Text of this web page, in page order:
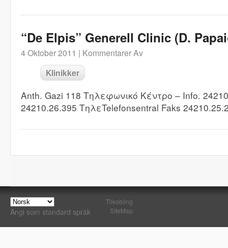
“De Elpis” Generell Clinic (D.
4 Oktober 2011 | Kommentarer Av
Klinikker
Anth. Gazi 118 Τηλεφωνικό Κέντρο – Info.
24210.26.395 ΤηλεTelefonsentral Faks
Angi som standard språk
Tilkobling
SiteMap